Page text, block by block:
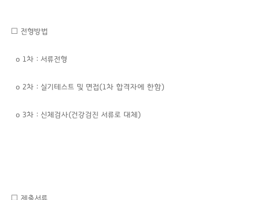
☐ 전형방법
o 1차 : 서류전형
o 2차 : 실기테스트 및 면접(1차 합격자에 한함)
o 3차 : 신체검사(건강검진 서류로 대체)